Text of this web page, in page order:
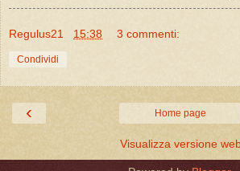
Regulus21 15:38 3 commenti:
Condividi
‹ Home page
Visualizza versione